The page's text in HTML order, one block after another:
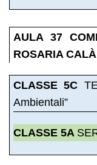
AULA 37
ROSARIA
CLASSE 5C
Ambientali”
CLASSE 5A